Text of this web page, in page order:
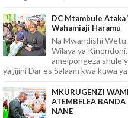
DC Mtambule
Wahamiaji Haramu
Na Mwandishi Wetu
Wilaya ya
ameipongeza shule
ya jijini Dar es Salaam kwa kuwa
MKURUGENZI
ATEMBELEA
NANE